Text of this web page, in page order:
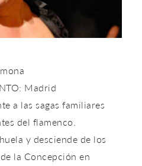
Madrid
a las sagas familiares
del flamenco.
y desciende de los
la Concepción en